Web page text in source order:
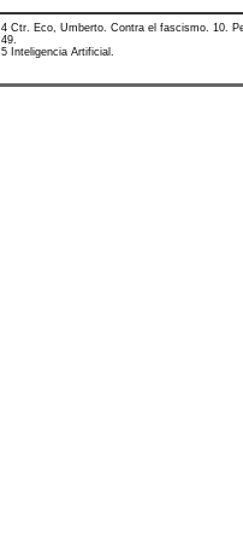
4 Ctr. Eco, Umberto. Contra el fascismo. 10.
49.
5 Inteligencia Artificial.